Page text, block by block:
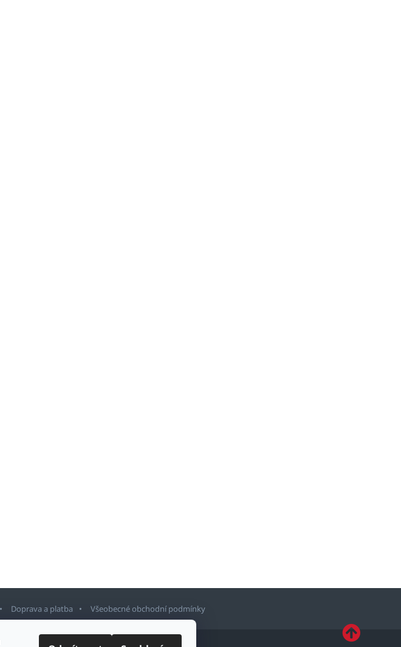
Doprava a platba Všeobecné obchodní podmínky